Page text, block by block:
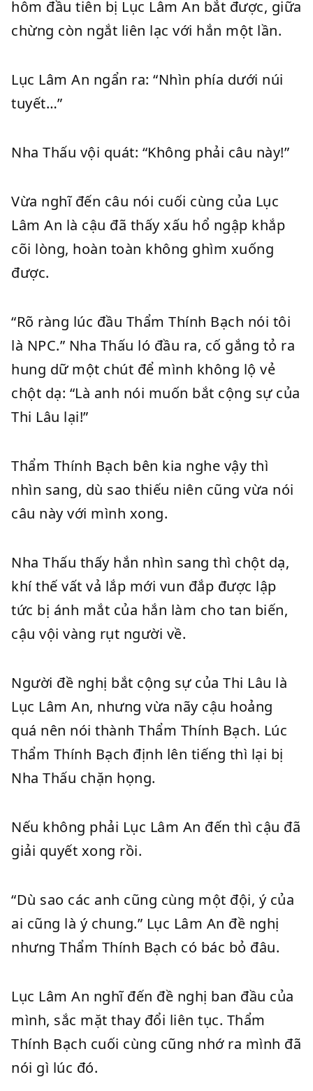
hôm đầu tiên bị Lục Lâm An bắt được, giữa
chừng còn ngắt liên lạc với hắn một lần.
Lục Lâm An ngẩn ra: “Nhìn phía dưới núi
tuyết…”
Nha Thấu vội quát: “Không phải câu này!”
Vừa nghĩ đến câu nói cuối cùng của Lục
Lâm An là cậu đã thấy xấu hổ ngập khắp
cõi lòng, hoàn toàn không ghìm xuống
được.
“Rõ ràng lúc đầu Thẩm Thính Bạch nói tôi
là NPC.” Nha Thấu ló đầu ra, cố gắng tỏ ra
hung dữ một chút để mình không lộ vẻ
chột dạ: “Là anh nói muốn bắt cộng sự của
Thi Lâu lại!”
Thẩm Thính Bạch bên kia nghe vậy thì
nhìn sang, dù sao thiếu niên cũng vừa nói
câu này với mình xong.
Nha Thấu thấy hắn nhìn sang thì chột dạ,
khí thế vất vả lắp mới vun đắp được lập
tức bị ánh mắt của hắn làm cho tan biến,
cậu vội vàng rụt người về.
Người đề nghị bắt cộng sự của Thi Lâu là
Lục Lâm An, nhưng vừa nãy cậu hoảng
quá nên nói thành Thẩm Thính Bạch. Lúc
Thẩm Thính Bạch định lên tiếng thì lại bị
Nha Thấu chặn họng.
Nếu không phải Lục Lâm An đến thì cậu đã
giải quyết xong rồi.
“Dù sao các anh cũng cùng một đội, ý của
ai cũng là ý chung.” Lục Lâm An đề nghị
nhưng Thẩm Thính Bạch có bác bỏ đâu.
Lục Lâm An nghĩ đến đề nghị ban đầu của
mình, sắc mặt thay đổi liên tục. Thẩm
Thính Bạch cuối cùng cũng nhớ ra mình đã
nói gì lúc đó.